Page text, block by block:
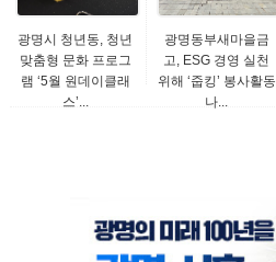
광명시 청년동, 청년
맞춤형 문화 프로그
램 ‘5월 원데이클래
스’...
광명동부새마을금
고, ESG 경영 실천
위해 ‘줍킹’ 봉사활동
나...